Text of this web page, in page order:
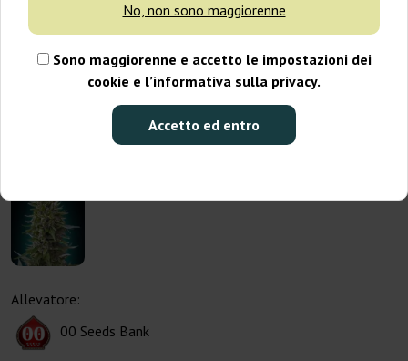
No, non sono maggiorenne
Sono maggiorenne e accetto le impostazioni dei
cookie e l’informativa sulla privacy.
Accetto ed entro
Allevatore:
00 Seeds Bank